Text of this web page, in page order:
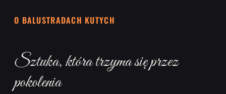
O BALUSTRADACH KUTYCH
Sztuka, która trzyma się przez
pokolenia